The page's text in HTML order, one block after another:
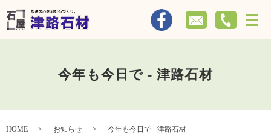
メ
今年も今日で - 津路石材
HOME お知らせ 今年も今日で - 津路石材